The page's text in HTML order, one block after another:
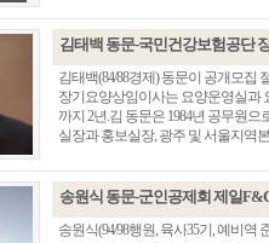
김태백 동문-국민건강보험공단
김태백(84/88경제) 동문이 공개모집
장기요양상임이사는 요양운영실과
까지 2년.김 동문은 1984년 공무원
실장과 홍보실장, 광주 및 서울지역
송원식 동문-군인공제회 제일
송원식(94/98행원, 육사35기, 예비